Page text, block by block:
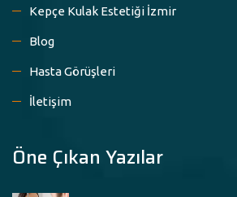
Kepçe Kulak Estetiği İzmir
Blog
Hasta Görüşleri
İletişim
Öne Çıkan Yazılar